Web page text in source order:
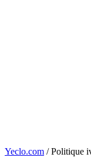
Yeclo.com / Politique